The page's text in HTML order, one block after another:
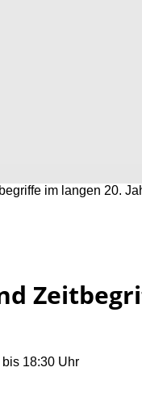
im langen 20.
18:30 Uhr